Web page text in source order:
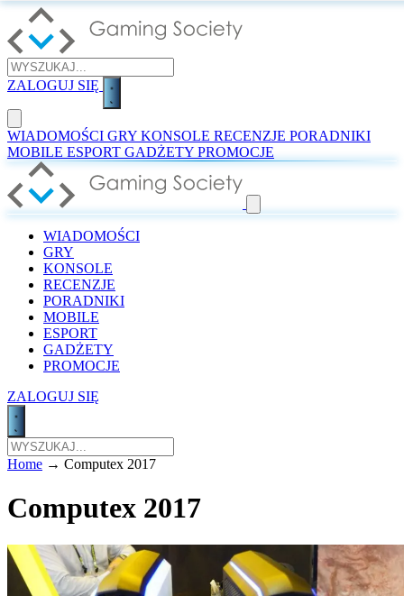
ZALOGUJ SIĘ
WIADOMOŚCI GRY KONSOLE RECENZJE PORADNIKI
MOBILE ESPORT GADŻETY PROMOCJE
WIADOMOŚCI
GRY
KONSOLE
RECENZJE
PORADNIKI
MOBILE
ESPORT
GADŻETY
PROMOCJE
ZALOGUJ SIĘ
Home → Computex 2017
Computex 2017